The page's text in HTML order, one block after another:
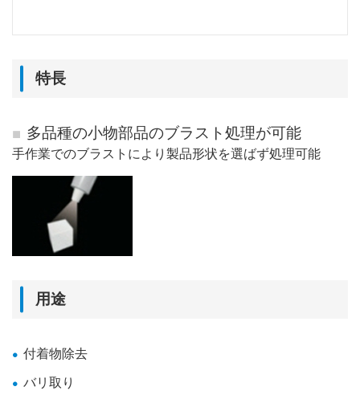
特長
多品種の小物部品のブラスト処理が可能
手作業でのブラストにより製品形状を選ばず処理可能
用途
付着物除去
バリ取り